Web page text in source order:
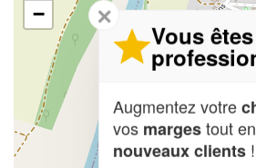
−
✕
Vous
Augmentez votre
vos margestout
nouveaux clients !